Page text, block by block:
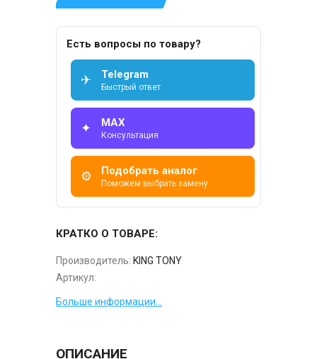
Есть вопросы по товару?
✈ Telegram
Быстрый ответ
✦ MAX
Консультация
⚙ Подобрать аналог
Поможем выбрать замену
КРАТКО О ТОВАРЕ:
Производитель: KING TONY
Артикул:
Больше информации...
ОПИСАНИЕ